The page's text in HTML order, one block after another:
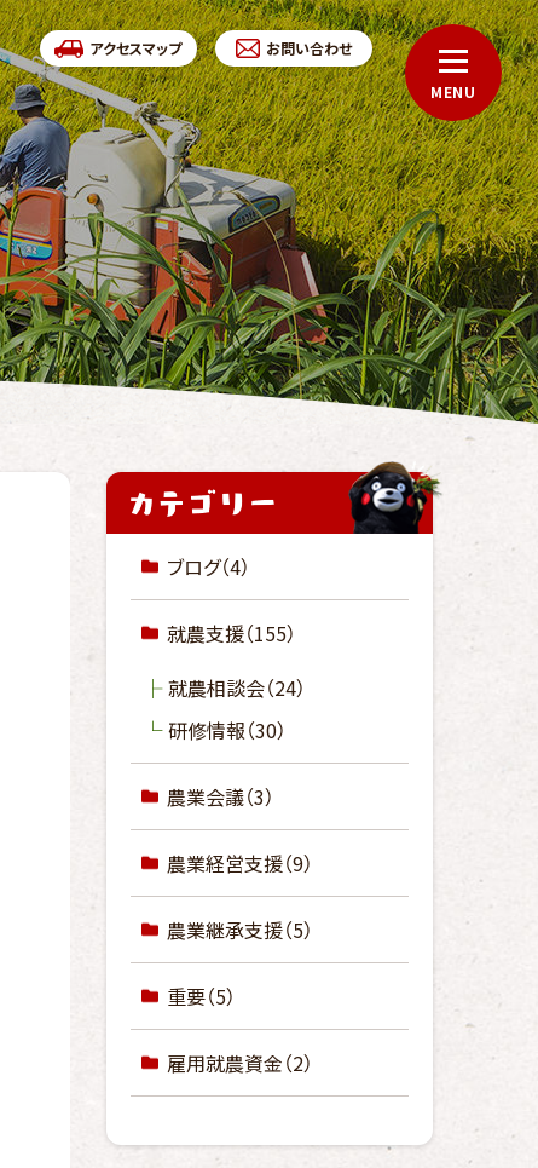
アクセスマップ お問い合わせ
ブログ（4）
就農支援（155）
就農相談会（24）
研修情報（30）
農業会議（3）
農業経営支援（9）
農業継承支援（5）
重要（5）
雇用就農資金（2）